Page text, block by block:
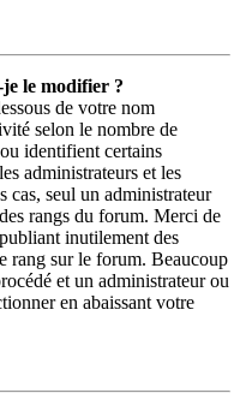
le modifier ?
de votre nom
selon le nombre de
identifient certains
administrateurs et les
cas, seul un administrateur
rangs du forum. Merci de
inutilement des
rang sur le forum. Beaucoup
et un administrateur ou
en abaissant votre